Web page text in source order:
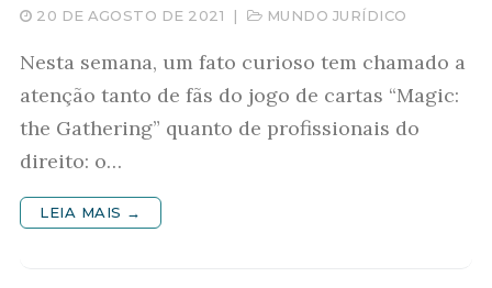
20 DE AGOSTO DE 2021
| MUNDO JURÍDICO
Nesta semana, um fato curioso tem chamado a
atenção tanto de fãs do jogo de cartas “Magic:
the Gathering” quanto de profissionais do
direito: o…
LEIA MAIS →